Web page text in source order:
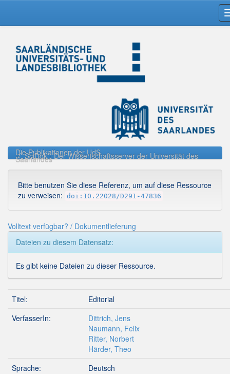
navigation
Die Publikationen der UdS
SciDok - Der Wissenschaftsserver der Universität des
Saarlandes
Bitte benutzen Sie diese Referenz, um auf diese Ressource
zu verweisen: doi:10.22028/D291-47836
Volltext verfügbar? / Dokumentlieferung
Dateien zu diesem Datensatz:
Es gibt keine Dateien zu dieser Ressource.
Titel:
Editorial
VerfasserIn:
Dittrich, Jens
Naumann, Felix
Ritter, Norbert
Härder, Theo
Sprache:
Deutsch